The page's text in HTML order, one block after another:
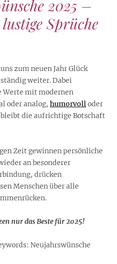
2025 –
Sprüche
zum neuen Jahr Glück
weiter. Dabei
mit modernen
oder analog, humorvolloder
die aufrichtige Botschaft
Zeit gewinnen persönliche
an besonderer
drücken
Menschen über alle
nur das Beste für 2025!
Neujahrswünsche